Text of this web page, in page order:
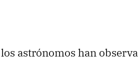
astrónomos han